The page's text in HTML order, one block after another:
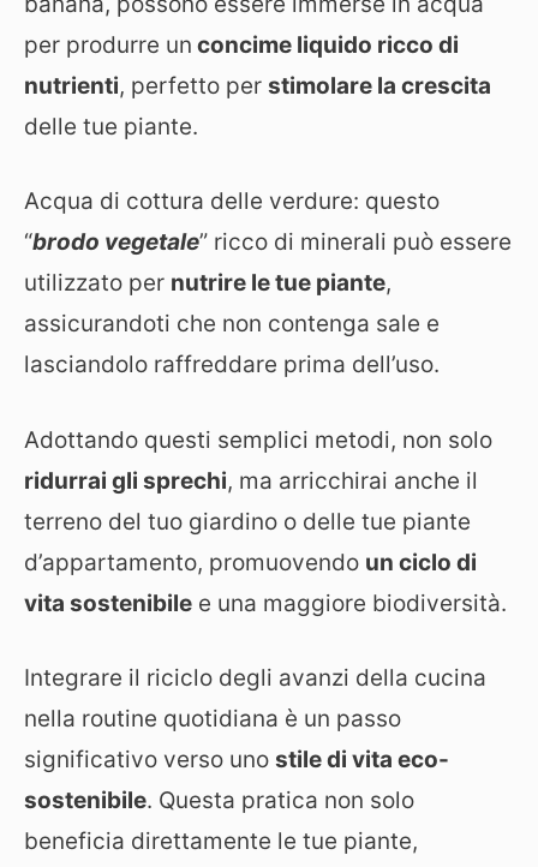
per produrre un concime liquido ricco di
nutrienti, perfetto per stimolare la crescita
delle tue piante.
Acqua di cottura delle verdure: questo
“brodo vegetale” ricco di minerali può essere
utilizzato per nutrire le tue piante,
assicurandoti che non contenga sale e
lasciandolo raffreddare prima dell’uso.
Adottando questi semplici metodi, non solo
ridurrai gli sprechi, ma arricchirai anche il
terreno del tuo giardino o delle tue piante
d’appartamento, promuovendo un ciclo di
vita sostenibile e una maggiore biodiversità.
Integrare il riciclo degli avanzi della cucina
nella routine quotidiana è un passo
significativo verso uno stile di vita eco-
sostenibile. Questa pratica non solo
beneficia direttamente le tue piante,